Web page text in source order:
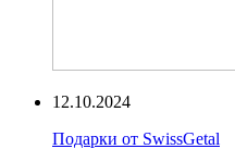
12.10.2024
Подарки от SwissGetal